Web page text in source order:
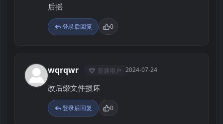
后摇
登录后回复 0
W wqrqwr 普通用户 2024-07-24
改后缀文件损坏
登录后回复 0